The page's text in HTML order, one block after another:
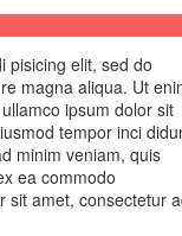
pisicing elit, sed do
magna aliqua. Ut
ipsum dolor sit
tempor inci
minim veniam, quis
ea commodo
sit amet, consectetur